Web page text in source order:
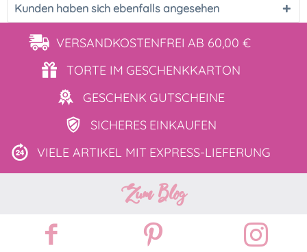
Kunden haben sich ebenfalls angesehen
VERSANDKOSTENFREI AB 60,00 €
TORTE IM GESCHENKKARTON
GESCHENK GUTSCHEINE
SICHERES EINKAUFEN
VIELE ARTIKEL MIT EXPRESS-LIEFERUNG
Zum Blog